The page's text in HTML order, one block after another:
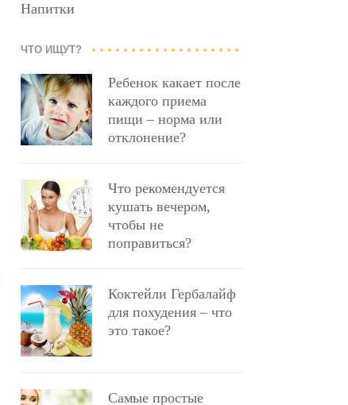
Напитки
ЧТО ИЩУТ?
Ребенок какает после
каждого приема
пищи – норма или
отклонение?
Что рекомендуется
кушать вечером,
чтобы не
поправиться?
Коктейли Гербалайф
для похудения – что
это такое?
Самые простые